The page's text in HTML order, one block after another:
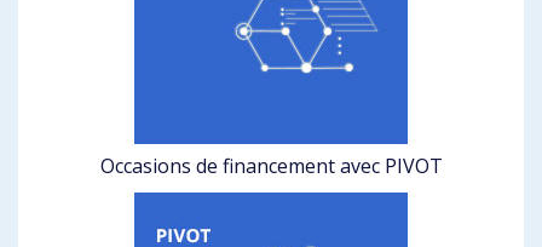
Occasions de financement avec PIVOT